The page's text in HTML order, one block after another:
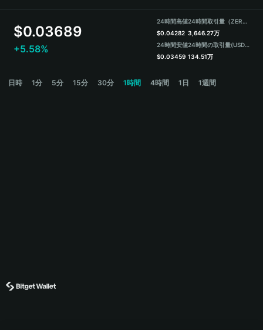
हिन्दी
Español
Português (Brasil)
$0.03689
+5.58%
24時間高値
$0.04282
24時間安値
$0.03459
24時間取引量（ZEREBRO）
3,646.27万
24時間の取引量(USDT)
134.51万
日時 1分 5分 15分 30分 1時間 4時間 1日 1週間